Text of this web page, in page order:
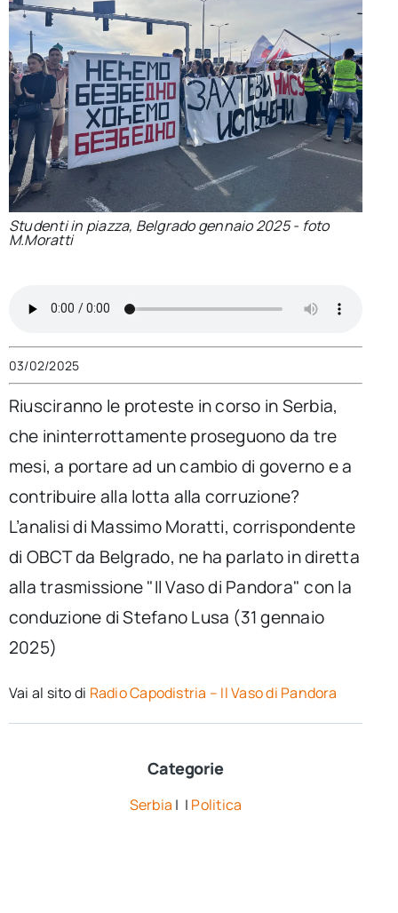
per:
Newsletter
Ita
Studenti in piazza, Belgrado gennaio 2025 - foto
M.Moratti
03/02/2025
Riusciranno le proteste in corso in Serbia,
che ininterrottamente proseguono da tre
mesi, a portare ad un cambio di governo e a
contribuire alla lotta alla corruzione?
L’analisi di Massimo Moratti, corrispondente
di OBCT da Belgrado, ne ha parlato in diretta
alla trasmissione "Il Vaso di Pandora" con la
conduzione di Stefano Lusa (31 gennaio
2025)
Vai al sito di Radio Capodistria – Il Vaso di Pandora
Categorie
Serbia | | Politica